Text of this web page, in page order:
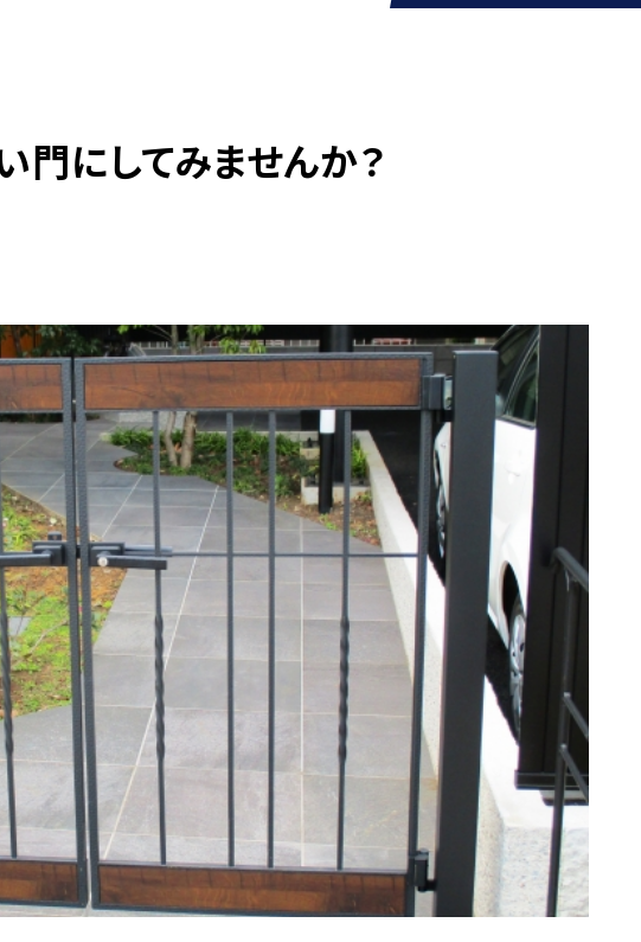
にしてみませんか？